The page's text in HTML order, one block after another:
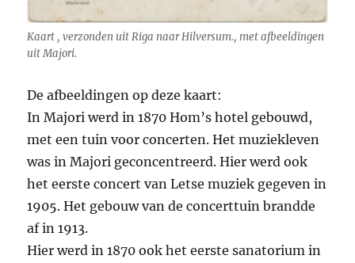
Kaart , verzonden uit Riga naar Hilversum., met afbeeldingen
uit Majori.
De afbeeldingen op deze kaart:
In Majori werd in 1870 Hom’s hotel gebouwd,
met een tuin voor concerten. Het muziekleven
was in Majori geconcentreerd. Hier werd ook
het eerste concert van Letse muziek gegeven in
1905. Het gebouw van de concerttuin brandde
af in 1913.
Hier werd in 1870 ook het eerste sanatorium in